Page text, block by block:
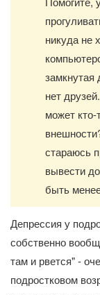
никуда не
замкнутая
нет
может
стараюсь
вывести
быть
Депрессия у
собственно
там и рвется" -
подростковом